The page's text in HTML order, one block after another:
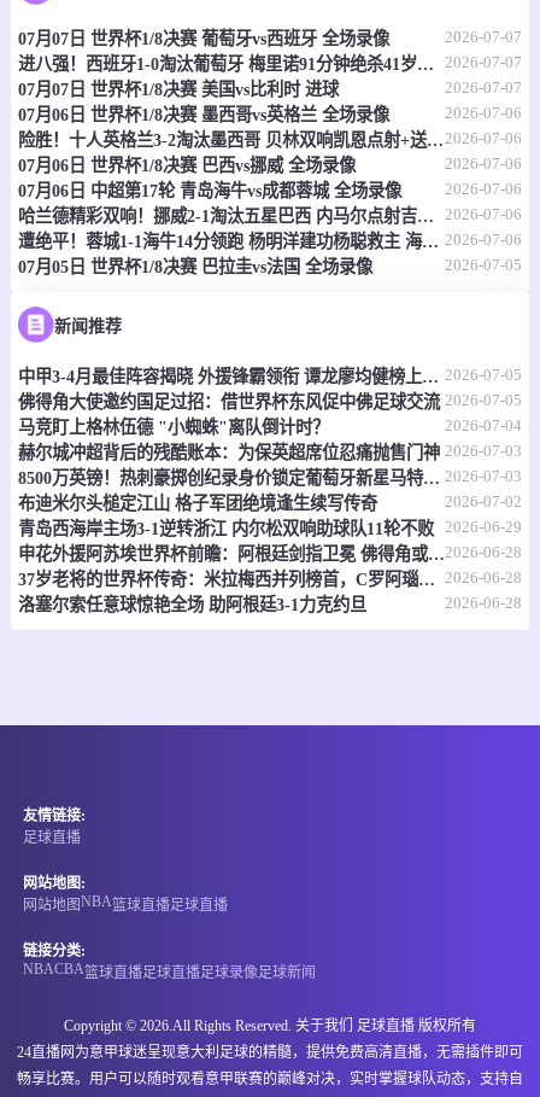
情报
澳首超 07-07 17:30 即将开始
莫纳洛黑豹 0 - 0 昆比亚城市
情报
澳昆超 07-07 17:30 即将开始
黄金海岸骑士
情报
澳昆超 07-07 17:30 即将开始
黄金海岸骑士 0 - 0 昆士兰狮队
情报
澳亚U23 07-07 17:30 即将开始
缅甸U20
-
情报
07月07日 世界杯1/8决赛 葡萄牙vs西班牙 全场录像 2026-07-07
进八强！西班牙1-0淘汰葡萄牙 梅里诺91分钟绝杀41岁C罗最后一舞 2026-07-07
07月07日 世界杯1/8决赛 美国vs比利时 进球 2026-07-07
07月06日 世界杯1/8决赛 墨西哥vs英格兰 全场录像 2026-07-06
险胜！十人英格兰3-2淘汰墨西哥 贝林双响凯恩点射+送点宽萨直红 2026-07-06
07月06日 世界杯1/8决赛 巴西vs挪威 全场录像 2026-07-06
07月06日 中超第17轮 青岛海牛vs成都蓉城 全场录像 2026-07-06
哈兰德精彩双响！挪威2-1淘汰五星巴西 内马尔点射吉马良斯失点 2026-07-06
遭绝平！蓉城1-1海牛14分领跑 杨明洋建功杨聪救主 海牛仍倒数第3 2026-07-06
07月05日 世界杯1/8决赛 巴拉圭vs法国 全场录像 2026-07-05
新闻推荐
中甲3-4月最佳阵容揭晓 外援锋霸领衔 谭龙廖均健榜上有名 2026-07-05
佛得角大使邀约国足过招：借世界杯东风促中佛足球交流 2026-07-05
马竞盯上格林伍德 "小蜘蛛"离队倒计时？ 2026-07-04
赫尔城冲超背后的残酷账本：为保英超席位忍痛抛售门神 2026-07-03
8500万英镑！热刺豪掷创纪录身价锁定葡萄牙新星马特乌斯 2026-07-03
布迪米尔头槌定江山 格子军团绝境逢生续写传奇 2026-07-02
青岛西海岸主场3-1逆转浙江 内尔松双响助球队11轮不败 2026-06-29
申花外援阿苏埃世界杯前瞻：阿根廷剑指卫冕 佛得角或成黑马2026-06-28
37岁老将的世界杯传奇：米拉梅西并列榜首，C罗阿瑙紧随其后 2026-06-28
洛塞尔索任意球惊艳全场 助阿根廷3-1力克约旦 2026-06-28
友情链接:
足球直播
网站地图:
网站地图NBA篮球直播足球直播
链接分类:
NBACBA篮球直播足球直播足球录像 足球新闻
Copyright © 2026.All Rights Reserved. 关于我们 足球直播 版权所有
24直播网为意甲球迷呈现意大利足球的精髓，提供免费高清直播，无需插件即可
畅享比赛。用户可以随时观看意甲联赛的巅峰对决，实时掌握球队动态，支持自